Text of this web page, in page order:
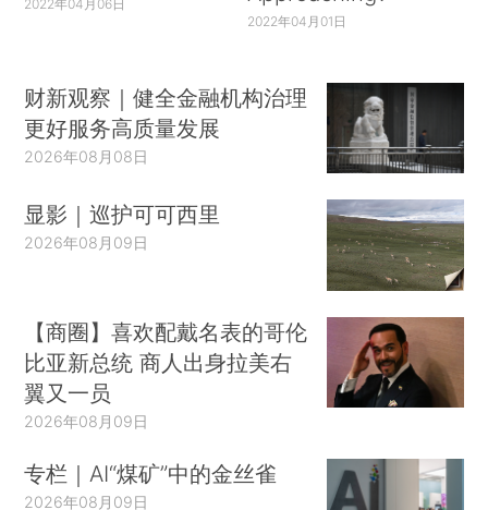
2022年04月06日
2022年04月01日
财新观察｜健全金融机构治理
更好服务高质量发展
2026年08月08日
显影｜巡护可可西里
2026年08月09日
【商圈】喜欢配戴名表的哥伦
比亚新总统 商人出身拉美右
翼又一员
2026年08月09日
专栏｜AI“煤矿”中的金丝雀
2026年08月09日